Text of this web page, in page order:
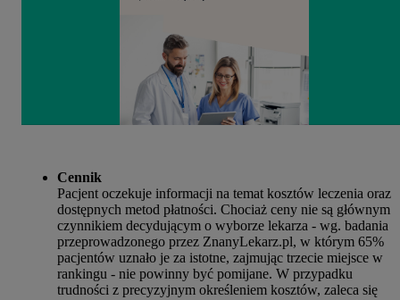
Cennik
Pacjent oczekuje informacji na temat kosztów leczenia oraz
dostępnych metod płatności. Chociaż ceny nie są głównym
czynnikiem decydującym o wyborze lekarza - wg. badania
przeprowadzonego przez ZnanyLekarz.pl, w którym 65%
pacjentów uznało je za istotne, zajmując trzecie miejsce w
rankingu - nie powinny być pomijane. W przypadku
trudności z precyzyjnym określeniem kosztów, zaleca się